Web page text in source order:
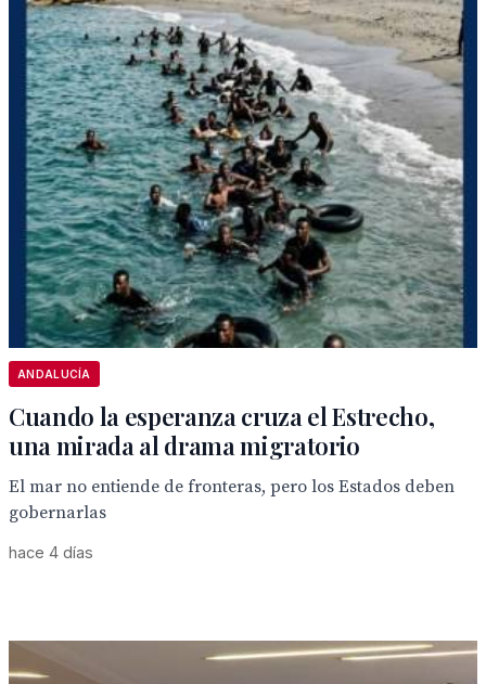
ANDALUCÍA
Cuando la esperanza cruza el Estrecho,
una mirada al drama migratorio
El mar no entiende de fronteras, pero los Estados deben
gobernarlas
hace 4 días